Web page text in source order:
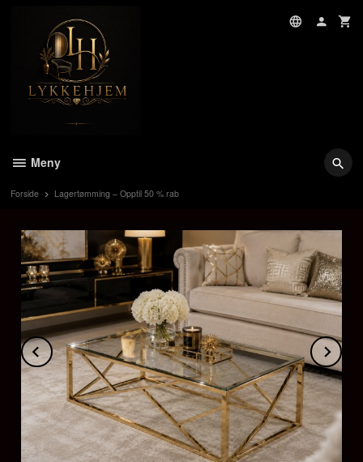
Meny
Forside Lagertømming – Opptil 50 % rab
Prev